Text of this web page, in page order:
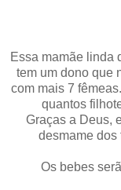
Essa mamãe linda
tem um dono que
com mais 7
quantos
Graças a Deus,
desmame dos
Os bebes